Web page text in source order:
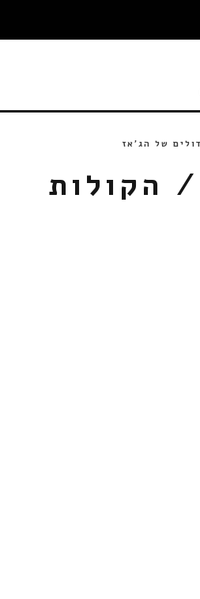
UNFORGETTABLE 3 / הקולות